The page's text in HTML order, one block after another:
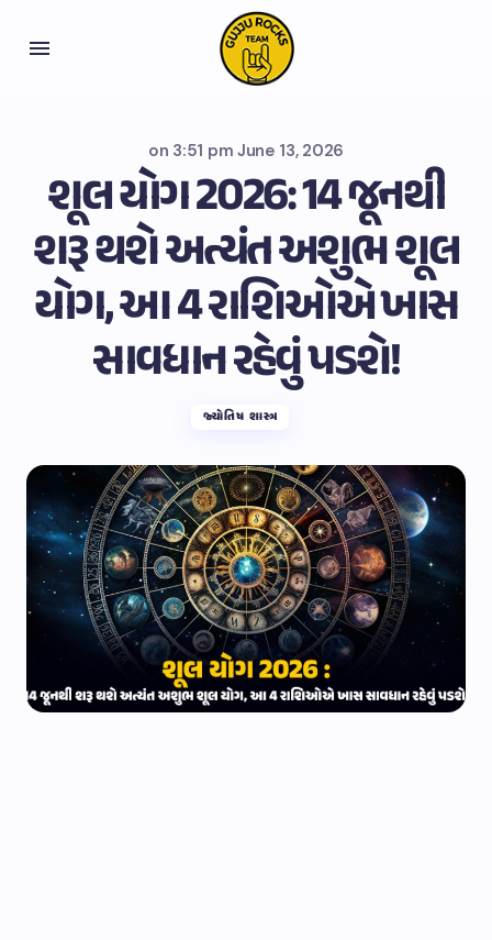
on 3:51 pm June 13, 2026
શૂલ યોગ 2026: 14 જૂનથી
શરૂ થશે અત્યંત અશુભ શૂલ
યોગ, આ 4 રાશિઓએ ખાસ
સાવધાન રહેવું પડશે!
જ્યોતિષ શાસ્ત્ર